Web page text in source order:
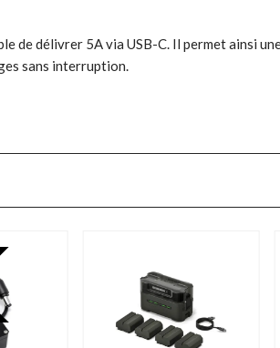
de délivrer 5A via USB-C. Il permet ainsi
sans interruption.